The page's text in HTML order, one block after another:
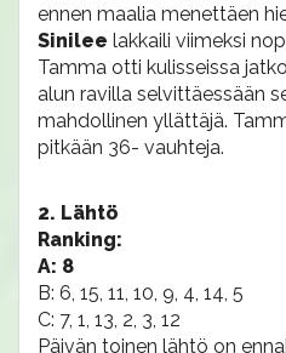
ennen maalia menettäen
Sinilee lakkaili viimeksi
Tamma otti kulisseissa
alun ravilla selvittäessään
mahdollinen yllättäjä.
pitkään 36- vauhteja.
2. Lähtö
Ranking:
A: 8
B: 6, 15, 11, 10, 9, 4, 14, 5
C: 7, 1, 13, 2, 3, 12
Päivän toinen lähtö on